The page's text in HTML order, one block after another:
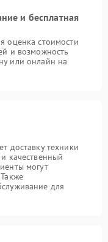
и бесплатная
оценка стоимости
и возможность
или онлайн на
доставку техники
качественный
могут
для